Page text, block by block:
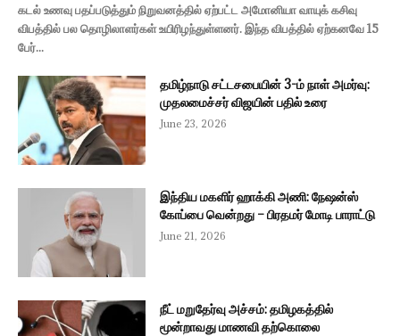
கடல் உணவு பதப்படுத்தும் நிறுவனத்தில் ஏற்பட்ட அமோனியா வாயுக் கசிவு
விபத்தில் பல தொழிலாளர்கள் உயிரிழந்துள்ளனர். இந்த விபத்தில் ஏற்கனவே 15
பேர்...
தமிழ்நாடு சட்டசபையின் 3-ம் நாள் அமர்வு:
முதலமைச்சர் விஜயின் பதில் உரை
June 23, 2026
இந்திய மகளிர் ஹாக்கி அணி: நேஷன்ஸ்
கோப்பை வென்றது – பிரதமர் மோடி பாராட்டு
June 21, 2026
நீட் மறுதேர்வு அச்சம்: தமிழகத்தில்
மூன்றாவது மாணவி தற்கொலை